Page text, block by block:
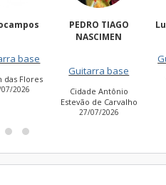
TIAGO
Antônio
Luizhenrique2
Vila Curuçá
11/07/2026